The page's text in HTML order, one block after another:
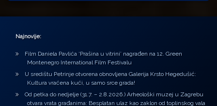
Najnovije:
Film Daniela Pavlića ‘Prašina u vitrini’ nagrađen na 12. Green
Montenegro International Film Festivalu
U središtu Petrinje otvorena obnovljena Galerija Krsto Hegedušić:
Kultura vraćena kući, u samo srce grada!
Od petka do nedjelje (31.7. – 2.8.2026.) Arheološki muzej u Zagrebu
otvara vrata građanima: Besplatan ulaz kao zaklon od toplinskog vala